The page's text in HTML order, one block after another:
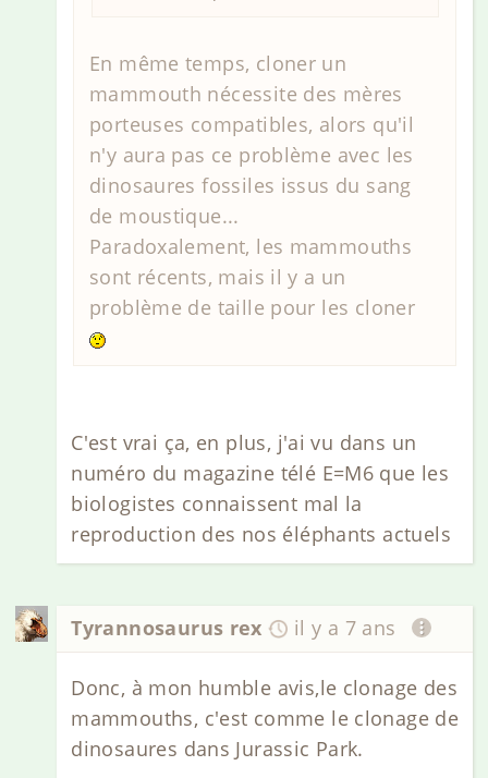
En même temps, cloner un
mammouth nécessite des mères
porteuses compatibles, alors qu'il
n'y aura pas ce problème avec les
dinosaures fossiles issus du sang
de moustique...
Paradoxalement, les mammouths
sont récents, mais il y a un
problème de taille pour les cloner
C'est vrai ça, en plus, j'ai vu dans un
numéro du magazine télé E=M6 que les
biologistes connaissent mal la
reproduction des nos éléphants actuels
Tyrannosaurus rex il y a 7 ans
Donc, à mon humble avis,le clonage des
mammouths, c'est comme le clonage de
dinosaures dans Jurassic Park.